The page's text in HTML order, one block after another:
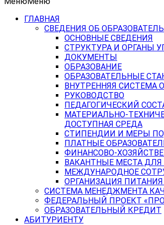
ГЛАВНАЯ
СВЕДЕНИЯ ОБ
ОСНОВНЫЕ СВЕДЕНИЯ
СТРУКТУРА И ОРГАНЫ
ДОКУМЕНТЫ
ОБРАЗОВАНИЕ
ОБРАЗОВАТЕЛЬНЫЕ
ВНУТРЕННЯЯ СИСТЕМА
РУКОВОДСТВО
ПЕДАГОГИЧЕСКИЙ
МАТЕРИАЛЬНО-
ДОСТУПНАЯ СРЕДА
СТИПЕНДИИ И МЕРЫ
ПЛАТНЫЕ
ФИНАНСОВО-
ВАКАНТНЫЕ МЕСТА
МЕЖДУНАРОДНОЕ
ОРГАНИЗАЦИЯ
СИСТЕМА МЕНЕДЖМЕНТА
ФЕДЕРАЛЬНЫЙ ПРОЕКТ
ОБРАЗОВАТЕЛЬНЫЙ КРЕДИТ
АБИТУРИЕНТУ